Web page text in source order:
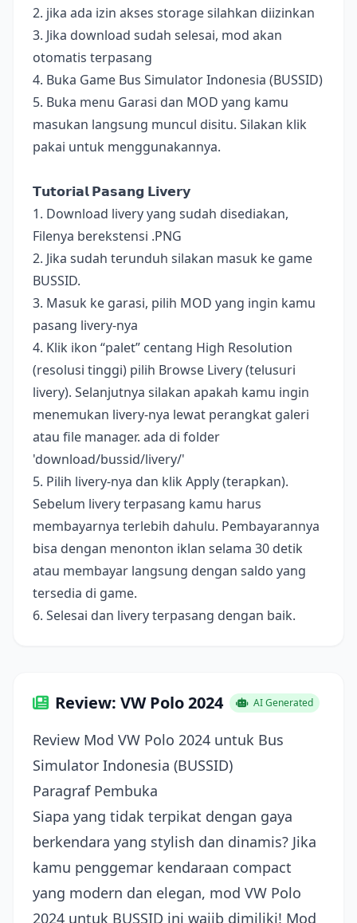
2. jika ada izin akses storage silahkan diizinkan
3. Jika download sudah selesai, mod akan
otomatis terpasang
4. Buka Game Bus Simulator Indonesia (BUSSID)
5. Buka menu Garasi dan MOD yang kamu
masukan langsung muncul disitu. Silakan klik
pakai untuk menggunakannya.
𝗧𝘂𝘁𝗼𝗿𝗶𝗮𝗹 𝗣𝗮𝘀𝗮𝗻𝗴 𝗟𝗶𝘃𝗲𝗿𝘆
1. Download livery yang sudah disediakan,
Filenya berekstensi .PNG
2. Jika sudah terunduh silakan masuk ke game
BUSSID.
3. Masuk ke garasi, pilih MOD yang ingin kamu
pasang livery-nya
4. Klik ikon “palet” centang High Resolution
(resolusi tinggi) pilih Browse Livery (telusuri
livery). Selanjutnya silakan apakah kamu ingin
menemukan livery-nya lewat perangkat galeri
atau file manager. ada di folder
'download/bussid/livery/'
5. Pilih livery-nya dan klik Apply (terapkan).
Sebelum livery terpasang kamu harus
membayarnya terlebih dahulu. Pembayarannya
bisa dengan menonton iklan selama 30 detik
atau membayar langsung dengan saldo yang
tersedia di game.
6. Selesai dan livery terpasang dengan baik.
Review: VW Polo 2024 AI Generated
Review Mod VW Polo 2024 untuk Bus
Simulator Indonesia (BUSSID)
Paragraf Pembuka
Siapa yang tidak terpikat dengan gaya
berkendara yang stylish dan dinamis? Jika
kamu penggemar kendaraan compact
yang modern dan elegan, mod VW Polo
2024 untuk BUSSID ini wajib dimiliki! Mod